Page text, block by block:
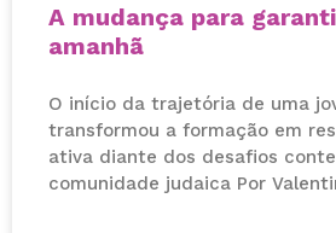
A mudança para
amanhã
O início da trajetória de uma
transformou a formação em
ativa diante dos desafios
comunidade judaica Por